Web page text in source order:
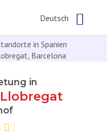
Deutsch
in Spanien
Barcelona
in